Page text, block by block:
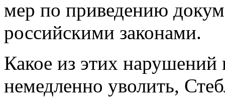
мер по приведению
российскими законами.
Какое из этих нарушений
немедленно уволить,